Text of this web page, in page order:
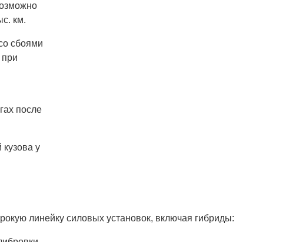
км.
сбоями
при
после
у
линейку силовых установок, включая гибриды: